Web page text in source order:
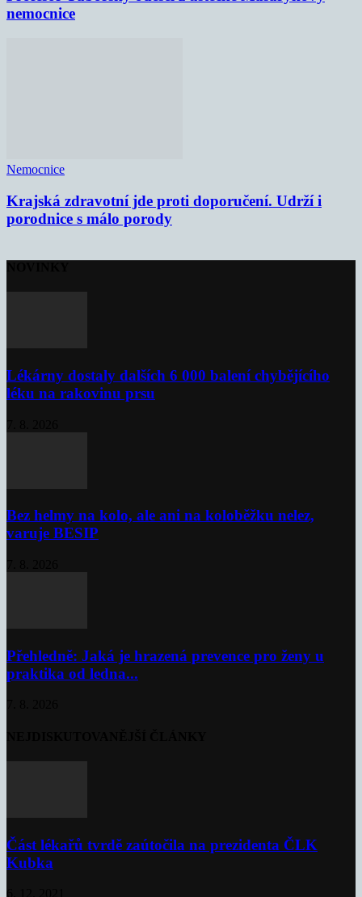
nemocnice
Nemocnice
Krajská zdravotní jde proti doporučení. Udrží i
porodnice s málo porody
Lékárny dostaly dalších 6 000 balení chybějícího
léku na rakovinu prsu
Bez helmy na kolo, ale ani na koloběžku nelez,
varuje BESIP
Přehledně: Jaká je hrazená prevence pro ženy u
praktika od ledna...
Část lékařů tvrdě zaútočila na prezidenta ČLK
Kubka